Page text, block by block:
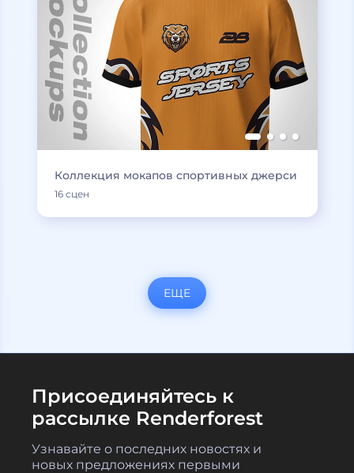
Коллекция мокапов спортивных джерси
16 сцен
ЕЩЕ
Присоединяйтесь к
рассылке Renderforest
Узнавайте о последних новостях и
новых предложениях первыми